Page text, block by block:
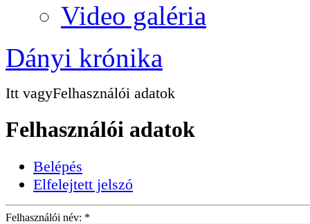
Video galéria
Dányi krónika
Itt vagyFelhasználói adatok
Felhasználói adatok
Belépés
Elfelejtett jelszó
Felhasználói név: *